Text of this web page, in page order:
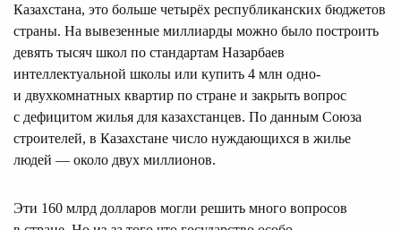
Казахстана, это больше четырёх республиканских бюджетов
страны. На вывезенные миллиарды можно было построить
девять тысяч школ по стандартам Назарбаев
интеллектуальной школы или купить 4 млн одно-
и двухкомнатных квартир по стране и закрыть вопрос
с дефицитом жилья для казахстанцев. По данным Союза
строителей, в Казахстане число нуждающихся в жилье
людей — около двух миллионов.
Эти 160 млрд долларов могли решить много вопросов